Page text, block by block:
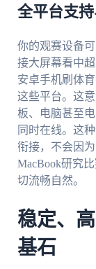
全平台支
你的观赛设备
接大屏幕看中
安卓手机刷体
这些平台。这
板、电脑甚至
同时在线。这
衔接，不会因
MacBook研究
切流畅自然。
稳定、
基石